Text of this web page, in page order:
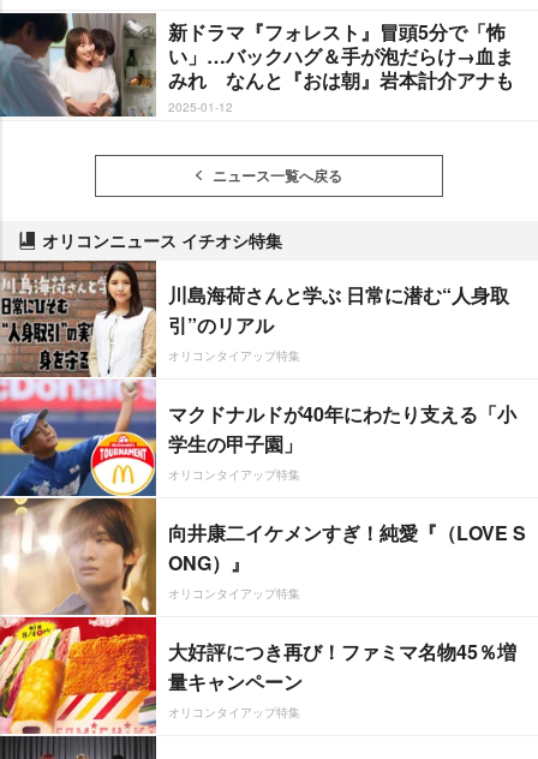
新ドラマ『フォレスト』冒頭5分で「怖
い」…バックハグ＆手が泡だらけ→血ま
みれ なんと『おは朝』岩本計介アナも
2025-01-12
ニュース一覧へ戻る
オリコンニュース イチオシ特集
川島海荷さんと学ぶ 日常に潜む“人身取
引”のリアル
オリコンタイアップ特集
マクドナルドが40年にわたり支える「小
学生の甲子園」
オリコンタイアップ特集
向井康二イケメンすぎ！純愛『（LOVE S
ONG）』
オリコンタイアップ特集
大好評につき再び！ファミマ名物45％増
量キャンペーン
オリコンタイアップ特集